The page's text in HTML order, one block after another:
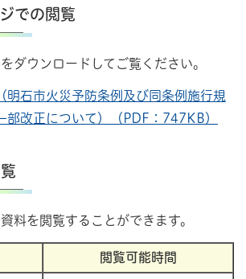
での閲覧
ダウンロードしてご覧ください。
明石市火災予防条例及び同条例施行規
部改正について）（PDF：747KB）
料を閲覧することができます。
閲覧可能時間